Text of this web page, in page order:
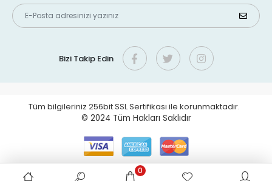
Bizi Takip Edin
Tüm bilgileriniz 256bit SSL Sertifikası ile korunmaktadır.
© 2024 Tüm Hakları Saklıdır
0